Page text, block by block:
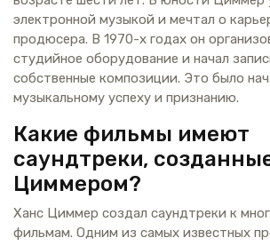
электронной музыкой и мечтал о
продюсера. В 1970-х годах он
студийное оборудование и начал
собственные композиции. Это было
музыкальному успеху и признанию.
Какие фильмы имеют
саундтреки,
Циммером?
Ханс Циммер создал саундтреки к
фильмам. Одним из самых известных